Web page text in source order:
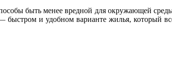
быть менее вредной для окружающей
быстром и удобном варианте жилья, который